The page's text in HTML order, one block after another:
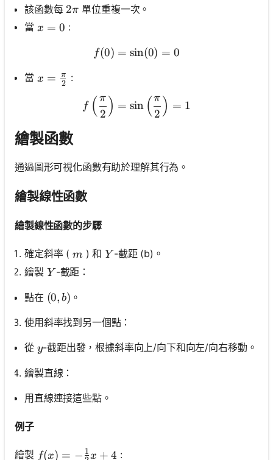
該函數每 2 \pi
2π 單位重複一次。
當 x=0
x = 0 :
f(0)=\sin (0)=0
f(0) = sin(0) = 0
當 x=\frac{\pi}{2}
x = 2
π :
f ( 2
π ) = sin ( 2
π ) = 1
繪製函數
通過圖形可視化函數有助於理解其行為。
繪製線性函數
繪製線性函數的步驟
確定斜率 ( m
m) 和 Y
Y -截距 (b)。
繪製 Y
Y -截距：
點在 (0, b)
(0, b) 。
使用斜率找到另一個點：
從 y
y-截距出發，根據斜率向上/向下和向左/向右移動。
繪製直線：
用直線連接這些點。
例子
繪製 f(x)=-\frac{1}{2} x+4
f(x) = − 1x + 4 :